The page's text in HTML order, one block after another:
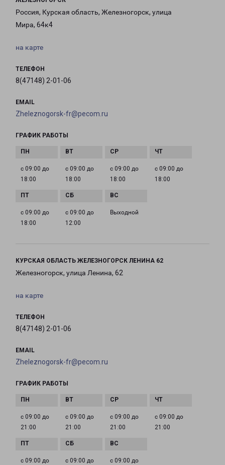
Россия, Курская область, Железногорск, улица
Мира, 64к4
на карте
ТЕЛЕФОН
8(47148) 2-01-06
EMAIL
Zheleznogorsk-fr@pecom.ru
ГРАФИК РАБОТЫ
с 09:00 до
18:00
с 09:00 до
18:00
с 09:00 до
18:00
с 09:00 до
18:00
с 09:00 до
18:00
с 09:00 до
12:00
Выходной
КУРСКАЯ ОБЛАСТЬ ЖЕЛЕЗНОГОРСК ЛЕНИНА 62
Железногорск, улица Ленина, 62
на карте
ТЕЛЕФОН
8(47148) 2-01-06
EMAIL
Zheleznogorsk-fr@pecom.ru
ГРАФИК РАБОТЫ
с 09:00 до
21:00
с 09:00 до
21:00
с 09:00 до
21:00
с 09:00 до
21:00
с 09:00 до
с 09:00 до
с 09:00 до